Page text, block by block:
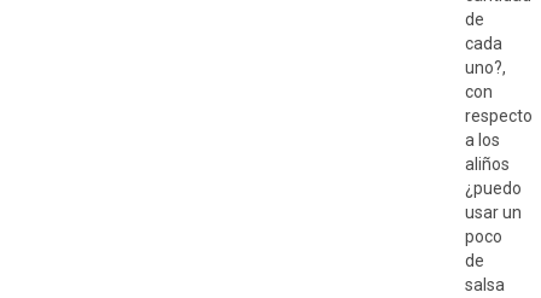
de
cada
uno?,
con
respecto
a los
aliños
¿puedo
usar un
poco
de
salsa